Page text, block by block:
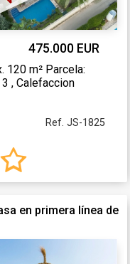
475.000 EUR
120 m² Parcela:
, Calefaccion
Ref. JS-1825
en primera línea de